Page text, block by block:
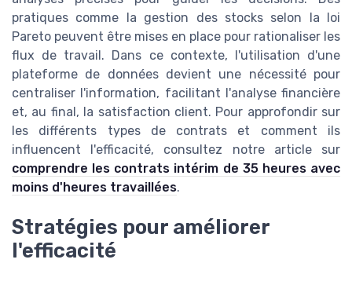
pratiques comme la gestion des stocks selon la loi
Pareto peuvent être mises en place pour rationaliser les
flux de travail. Dans ce contexte, l'utilisation d'une
plateforme de données devient une nécessité pour
centraliser l'information, facilitant l'analyse financière
et, au final, la satisfaction client. Pour approfondir sur
les différents types de contrats et comment ils
influencent l'efficacité, consultez notre article sur
comprendre les contrats intérim de 35 heures avec
moins d'heures travaillées.
Stratégies pour améliorer
l'efficacité